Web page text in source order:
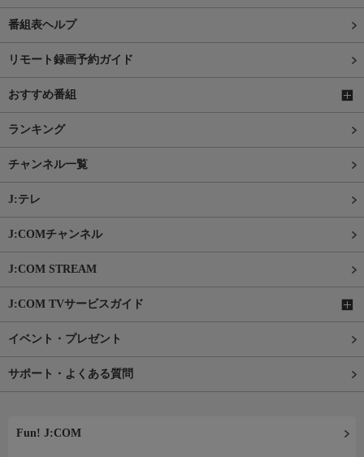
番組表ヘルプ
リモート録画予約ガイド
おすすめ番組
ランキング
チャンネル一覧
J:テレ
J:COMチャンネル
J:COM STREAM
J:COM TVサービスガイド
イベント・プレゼント
サポート・よくある質問
Fun! J:COM